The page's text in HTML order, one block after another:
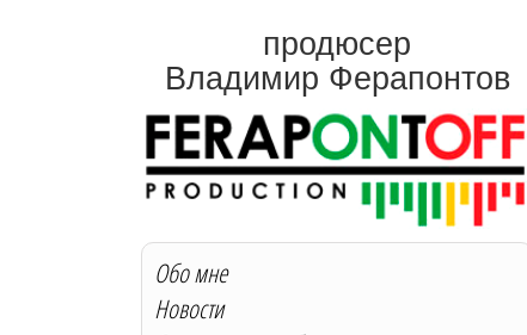
продюсер
Владимир Ферапонтов
Обо мне
Новости